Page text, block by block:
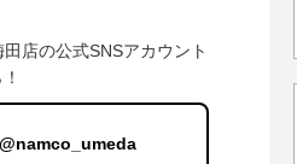
店の公式SNSアカウント
@namco_umeda